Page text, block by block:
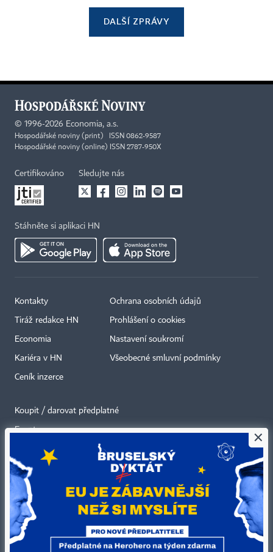
DALŠÍ ZPRÁVY
© 1996-2026 Economia, a.s.
Hospodářské noviny (print) ISSN 0862-9587
Hospodářské noviny (online) ISSN 2787-950X
Certifikováno Sledujte nás
Stáhněte si aplikaci HN
Kontakty
Tiráž redakce HN
Economia
Kariéra v HN
Ceník inzerce
Ochrana osobních údajů
Prohlášení o cookies
Nastavení soukromí
Všeobecné smluvní podmínky
Koupit / darovat předplatné
Eventy
Newslettery
RSS kanály
Autorská práva vykonává vydavatel. Bez písemného svolení vydavatele je
zakázáno jakékoli užití částí nebo celku díla, zejména rozmnožování a šíření
jakýmkoli způsobem, mechanickým nebo elektronickým, v českém nebo
jiném jazyce. Bez souhlasu vydavatele je zakázáno též rozmnožování
×